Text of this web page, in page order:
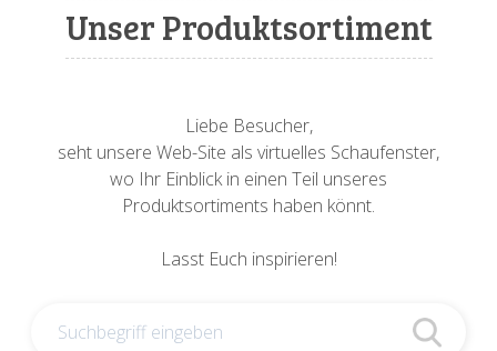
Unser Produktsortiment
Liebe Besucher,
seht unsere Web-Site als virtuelles Schaufenster,
wo Ihr Einblick in einen Teil unseres
Produktsortiments haben könnt.
Lasst Euch inspirieren!
Sonnenuhren
Spardosen
Vögel
Vogeltränken
Verschiedene
Wandschalen
Sockel + Säulen
Tierfiguren
Meeresbewohner
Schildkröten
Schweine + Wildschweine
Verschiedene
Zwiebel- + Knoblauchtöpfe